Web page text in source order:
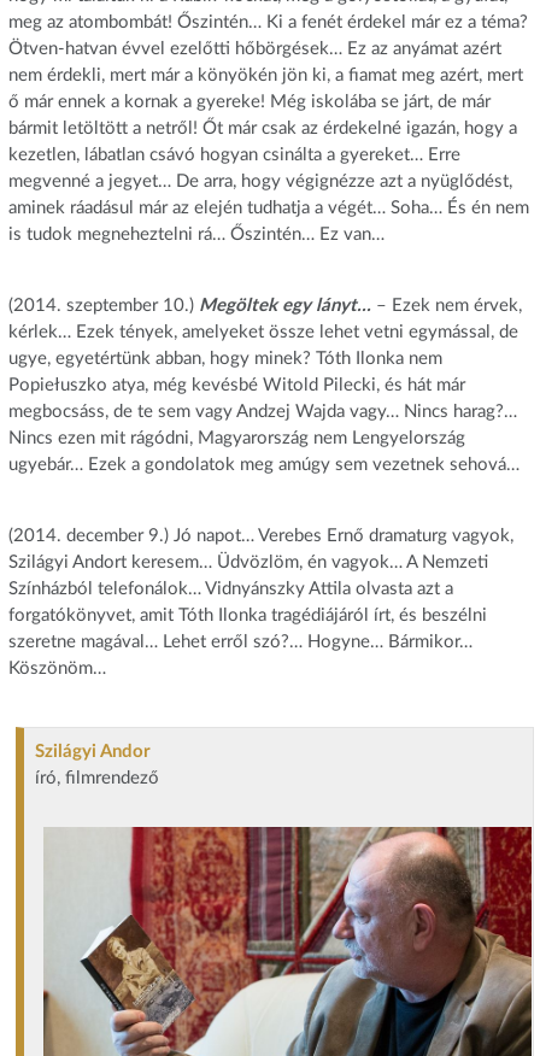
meg az atombombát! Őszintén… Ki a fenét érdekel már ez a téma?
Ötven-hatvan évvel ezelőtti hőbörgések… Ez az anyámat azért
nem érdekli, mert már a könyökén jön ki, a fiamat meg azért, mert
ő már ennek a kornak a gyereke! Még iskolába se járt, de már
bármit letöltött a netről! Őt már csak az érdekelné igazán, hogy a
kezetlen, lábatlan csávó hogyan csinálta a gyereket… Erre
megvenné a jegyet… De arra, hogy végignézze azt a nyüglődést,
aminek ráadásul már az elején tudhatja a végét… Soha… És én nem
is tudok megneheztelni rá… Őszintén… Ez van…
(2014. szeptember 10.) Megöltek egy lányt…– Ezek nem érvek,
kérlek… Ezek tények, amelyeket össze lehet vetni egymással, de
ugye, egyetértünk abban, hogy minek? Tóth Ilonka nem
Popiełuszko atya, még kevésbé Witold Pilecki, és hát már
megbocsáss, de te sem vagy Andzej Wajda vagy… Nincs harag?…
Nincs ezen mit rágódni, Magyarország nem Lengyelország
ugyebár… Ezek a gondolatok meg amúgy sem vezetnek sehová…
(2014. december 9.) Jó napot… Verebes Ernő dramaturg vagyok,
Szilágyi Andort keresem… Üdvözlöm, én vagyok… A Nemzeti
Színházból telefonálok… Vidnyánszky Attila olvasta azt a
forgatókönyvet, amit Tóth Ilonka tragédiájáról írt, és beszélni
szeretne magával… Lehet erről szó?… Hogyne… Bármikor…
Köszönöm…
Szilágyi Andor
író, filmrendező